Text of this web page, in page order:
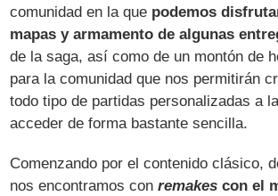
comunidad en la que podemos
mapas y armamento de algunas
de la saga, así como de un montón de
para la comunidad que nos permitirán
todo tipo de partidas personalizadas a
acceder de forma bastante sencilla.
Comenzando por el contenido clásico,
nos encontramos conremakes con el